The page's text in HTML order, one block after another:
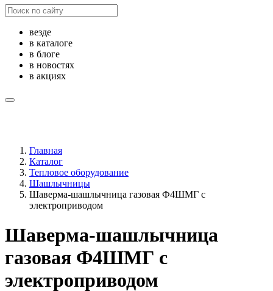
везде
в каталоге
в блоге
в новостях
в акциях
Главная
Каталог
Тепловое оборудование
Шашлычницы
Шаверма-шашлычница газовая Ф4ШМГ с
электроприводом
Шаверма-шашлычница
газовая Ф4ШМГ с
электроприводом